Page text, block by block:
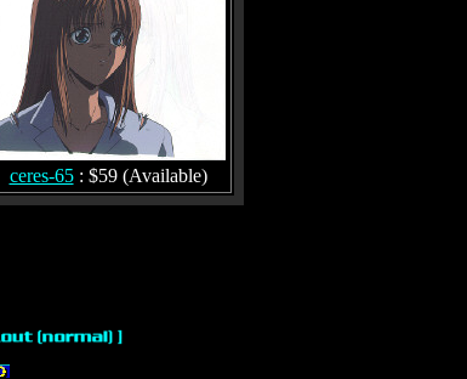
ceres-65: $59 (Available)